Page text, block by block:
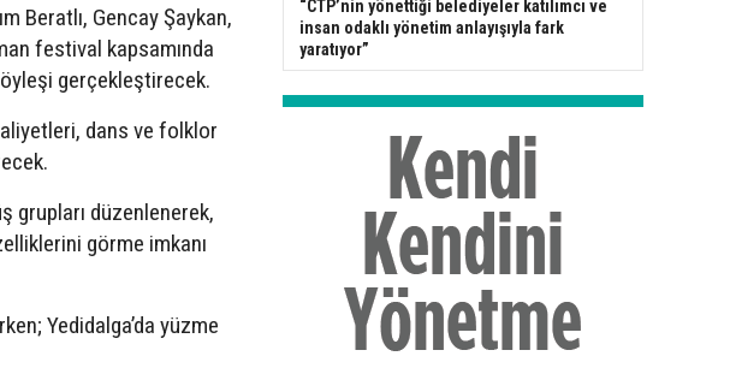
Beratlı, Gencay Şaykan,
festival kapsamında
gerçekleştirecek.
dans ve folklor
grupları düzenlenerek,
görme imkanı
Yedidalga’da yüzme
“CTP’nin yönettiği belediyeler katılımcı ve
insan odaklı yönetim anlayışıyla fark
yaratıyor”